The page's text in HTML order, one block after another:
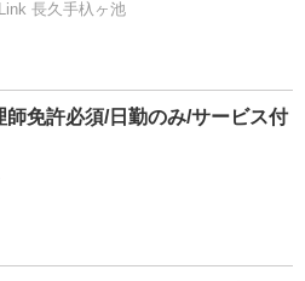
長久手杁ヶ池
師免許必須/日勤のみ/サービス付